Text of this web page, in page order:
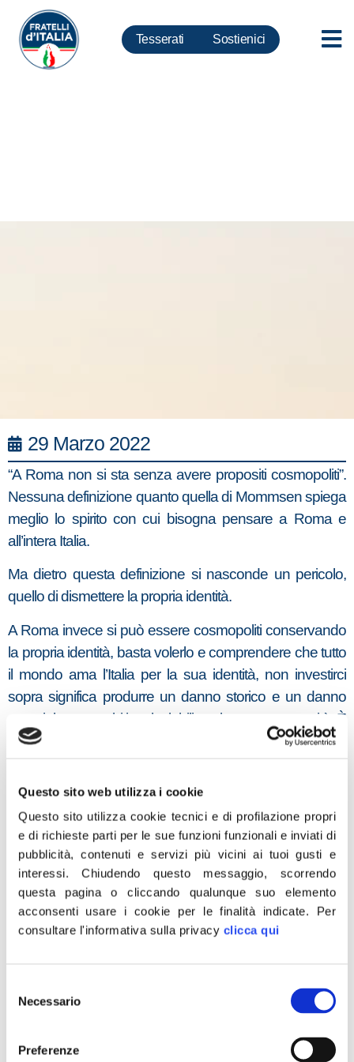
Questo sito web utilizza i cookie
Questo sito utilizza cookie tecnici e di profilazione propri
e di richieste parti per le sue funzioni funzionali e inviati di
pubblicità, contenuti e servizi più vicini ai tuoi gusti e
interessi.Chiudendo questo messaggio, scorrendo
questa pagina o cliccando qualunque suo elemento
acconsenti usare i cookie per le finalità indicate. Per
consultare l'informativa sulla privacy clicca qui
delNecessario
Preferenze
Tesserati Sostienici
29 Marzo 2022
“A Roma non si sta senza avere propositi cosmopoliti”.
Nessuna definizione quanto quella di Mommsen spiega
meglio lo spirito con cui bisogna pensare a Roma e
all’intera Italia.
Ma dietro questa definizione si nasconde un pericolo,
quello di dismettere la propria identità.
A Roma invece si può essere cosmopoliti conservando
la propria identità, basta volerlo e comprendere che tutto
il mondo ama l’Italia per la sua identità, non investirci
sopra significa produrre un danno storico e un danno
materiale, entrambi incalcolabili per la nostra comunità. È
quanto accaduto nell’ultimo mezzo secolo a causa di
Giubileo al contrario è uno di quei momenti che può al
profilano più identità di Roma: Capitale d’Italia, Capitale
del Cristianesimo e Capitale della bellezza. Dunque
Capitale della Cultura.
L’Italia sembra non riuscire a valorizzare questa magia. Il
prossimo Giubileo può essere l’occasione per ritrovare
va reinterpretato e non solo conservato o restaurato.
Non c’è alcuna contraddizione tra